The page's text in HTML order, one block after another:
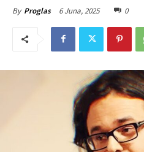
By Proglas 6 Juna, 2025 0